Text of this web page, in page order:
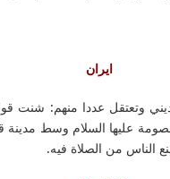
ايران
وتعتقل عددا منهم: شنت
عليها السلام وسط مدينة
الناس من الصلاة فيه.